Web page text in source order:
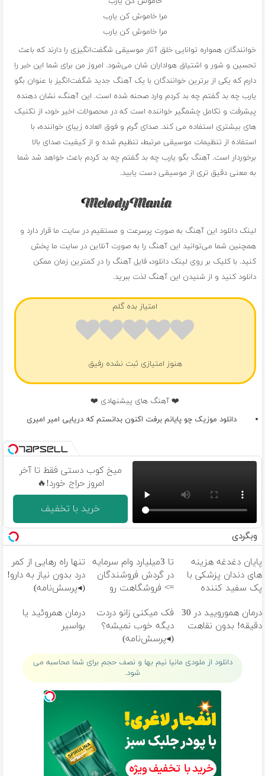
مرا خاموش کن یارب
مرا خاموش کن یارب
خوانندگان همواره توانایی خلق آثار موسیقی شگفت‌انگیزی را دارند که باعث
تحسین و شور و اشتیاق هواداران شان می‌شود. امروز من برای شما این خبر را
دارم که یکی از برترین خوانندگان با یک آهنگ جدید شگفت‌انگیز با عنوان بگو
یارب چه بد گفتم چه بد کردم وارد صحنه شده است. این آهنگ، نشان دهنده
پیشرفت و تکامل چشمگیر خواننده است که در محصولات اخیر خود، از تکنیک
های بیشتری استفاده می کند. صدای گرم و فوق العاده زیبای خواننده، با
استفاده از تنظیمات موسیقی مرتبط، تنظیم شده و از کیفیت صدای بالا
برخوردار است. آهنگ بگو یارب چه بد گفتم چه بد کردم باعث خواهد شد شما
به معنی دقیق تری از موسیقی دست یابید.
لینک دانلود این آهنگ به صورت پرسرعت و مستقیم در سایت ما قرار دارد و
همچنین شما می‌توانید این آهنگ را به صورت آنلاین در سایت ما پخش
کنید. با کلیک بر روی لینک دانلود، فایل آهنگ را در کمترین زمان ممکن
دانلود کنید و از شنیدن این آهنگ لذت ببرید.
امتیاز بده گلم
هنوز امتیازی ثبت نشده رفیق
❤️ آهنگ های پیشنهادی ❤️
دانلود موزیک چو پایانم برفت اکنون بدانستم که دریایی امیر امیری
میخ کوب دستی فقط تا آخر
امروز حراج خورد!🔥
خرید با تخفیف
وبگردی
پایان دغدغه هزینه
های دندان پزشکی با
پک سفید کننده
تا 3میلیارد وام سرمایه
در گردش فروشندگان
=> فروشگاهت رو
تنها راه رهایی از کمر
درد بدون نیاز به دارو!
(◂پرسش‌نامه)
درمان همورویید در 30
دقیقه! بدون نقاهت
فک میکنی زانو دردت
دیگه خوب نمیشه؟
(◂پرسش‌نامه)
درمان همروئید یا
بواسیر
دانلود از ملودی مانیا نیم بها و نصف حجم برای شما محاسبه می
شود.